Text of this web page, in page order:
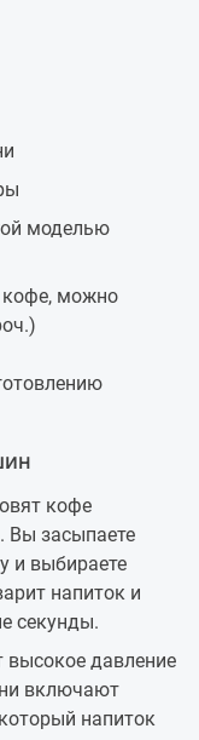
моделью
кофе, можно
кофе
Вы засыпаете
и выбираете
напиток и
секунды.
высокое давление
включают
напиток